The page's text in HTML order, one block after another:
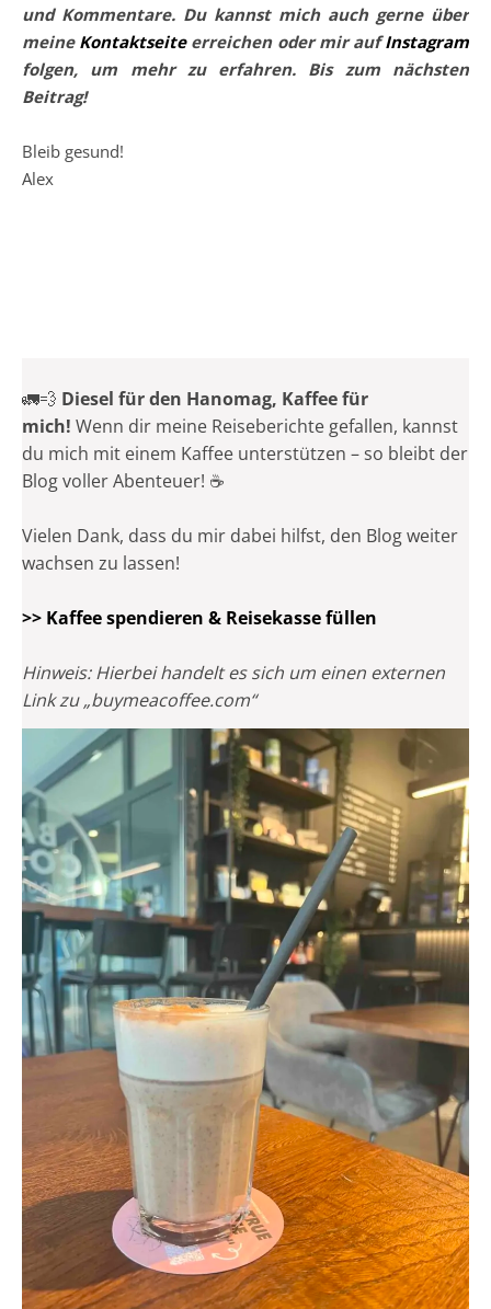
und Kommentare. Du kannst mich auch gerne über
meine Kontaktseiteerreichen oder mir aufInstagram
folgen, um mehr zu erfahren. Bis zum nächsten
Beitrag!
Bleib gesund!
Alex
🚛💨 Diesel für den Hanomag, Kaffee für
mich! Wenn dir meine Reiseberichte gefallen, kannst
du mich mit einem Kaffee unterstützen – so bleibt der
Blog voller Abenteuer! ☕
Vielen Dank, dass du mir dabei hilfst, den Blog weiter
wachsen zu lassen!
>> Kaffee spendieren & Reisekasse füllen
Hinweis: Hierbei handelt es sich um einen externen
Link zu „buymeacoffee.com“